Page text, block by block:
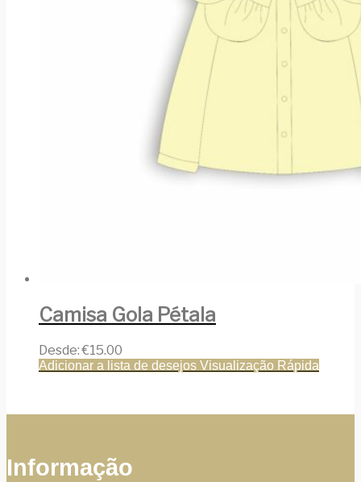
Camisa Gola Pétala
Desde:€15.00
Adicionar a lista de desejos Visualização Rápida
Informação